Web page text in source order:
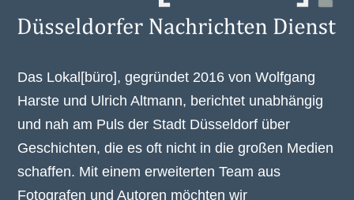
Das Lokal[büro], gegründet 2016 von Wolfgang
Harste und Ulrich Altmann, berichtet unabhängig
und nah am Puls der Stadt Düsseldorf über
Geschichten, die es oft nicht in die großen Medien
schaffen. Mit einem erweiterten Team aus
Fotografen und Autoren möchten wir